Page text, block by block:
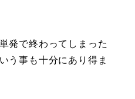
発で終わってしまった
う事も十分にあり得ま